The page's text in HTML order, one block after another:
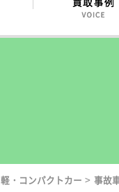
軽・コンパクトカー > 事故